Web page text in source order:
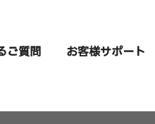
ご質問 お客様サポート